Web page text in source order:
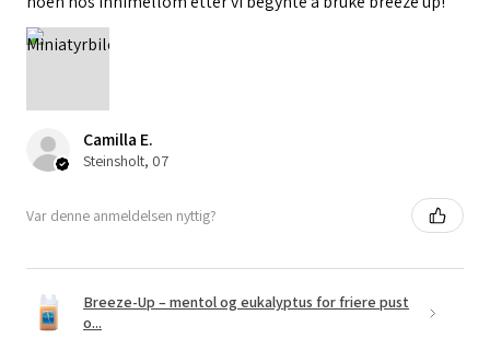
Camilla E.
Steinsholt, 07
Var denne anmeldelsen nyttig?
Breeze-Up – mentol og eukalyptus for friere pust
o...